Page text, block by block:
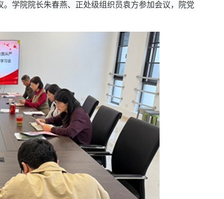
学院院长朱春燕、正处级组织员袁方参加会议，院党